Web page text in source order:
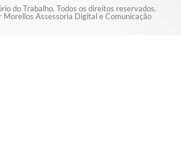
do Trabalho. Todos os direitos reservados.
Morellos Assessoria Digital e Comunicação